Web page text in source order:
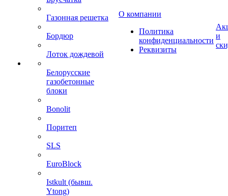
Газонная решетка
Бордюр
Лоток дождевой
Белорусские
газобетонные
блоки
Bonolit
Поритеп
SLS
EuroBlock
Istkult (бывш.
Ytong)
О компании
Политика
конфиденциальности
Реквизиты
и